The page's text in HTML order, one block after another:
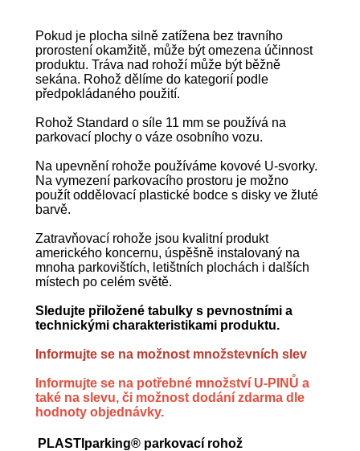
Pokud je plocha silně zatížena bez travního
prorostení okamžitě, může být omezena účinnost
produktu. Tráva nad rohoží může být běžně
sekána. Rohož dělíme do kategorií podle
předpokládaného použití.
Rohož Standard o síle 11 mm se používá na
parkovací plochy o váze osobního vozu.
Na upevnění rohože používáme kovové U-svorky.
Na vymezení parkovacího prostoru je možno
použít oddělovací plastické bodce s disky ve žluté
barvě.
Zatravňovací rohože jsou kvalitní produkt
amerického koncernu, úspěšně instalovaný na
mnoha parkovištích, letištních plochách i dalších
místech po celém světě.
Sledujte přiložené tabulky s pevnostními a
technickými charakteristikami produktu.
Informujte se na možnost množstevních slev
Informujte se na potřebné množství U-PINŮ a
také na slevu, či možnost dodání zdarma dle
hodnoty objednávky.
PLASTIparking® parkovací rohož